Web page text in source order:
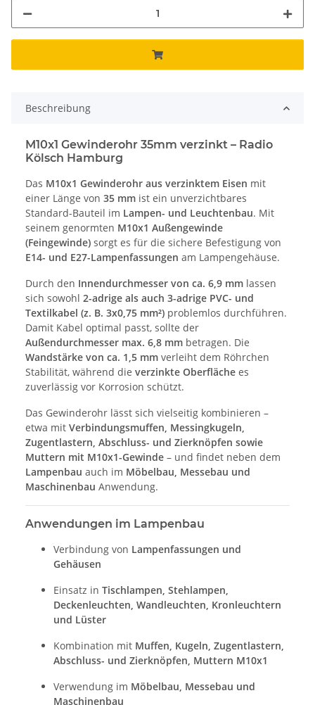
Beschreibung
M10x1 Gewinderohr 35mm verzinkt – Radio
Kölsch Hamburg
Das M10x1 Gewinderohr aus verzinktem Eisen mit
einer Länge von 35 mm ist ein unverzichtbares
Standard-Bauteil im Lampen- und Leuchtenbau. Mit
seinem genormten M10x1 Außengewinde
(Feingewinde) sorgt es für die sichere Befestigung von
E14- und E27-Lampenfassungen am Lampengehäuse.
Durch den Innendurchmesser von ca. 6,9 mm lassen
sich sowohl 2-adrige als auch 3-adrige PVC- und
Textilkabel (z. B. 3x0,75 mm²) problemlos durchführen.
Damit Kabel optimal passt, sollte der
Außendurchmesser max. 6,8 mm betragen. Die
Wandstärke von ca. 1,5 mm verleiht dem Röhrchen
Stabilität, während die verzinkte Oberfläche es
zuverlässig vor Korrosion schützt.
Das Gewinderohr lässt sich vielseitig kombinieren –
etwa mit Verbindungsmuffen, Messingkugeln,
Zugentlastern, Abschluss- und Zierknöpfen sowie
Muttern mit M10x1-Gewinde – und findet neben dem
Lampenbau auch im Möbelbau, Messebau und
Maschinenbau Anwendung.
Anwendungen im Lampenbau
Verbindung von Lampenfassungen und
Gehäusen
Einsatz in Tischlampen, Stehlampen,
Deckenleuchten, Wandleuchten, Kronleuchtern
und Lüster
Kombination mit Muffen, Kugeln, Zugentlastern,
Abschluss- und Zierknöpfen, Muttern M10x1
Verwendung im Möbelbau, Messebau und
Maschinenbau